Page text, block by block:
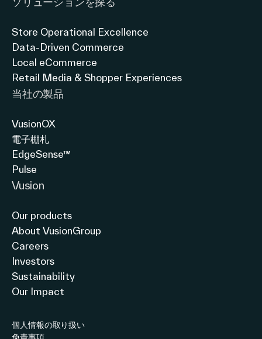
Store Operational Excellence
Data-Driven Commerce
Local eCommerce
Retail Media & Shopper Experiences
当社の製品
VusionOX
電子棚札
EdgeSense™
Pulse
Vusion
Our products
About VusionGroup
Careers
Investors
Sustainability
Our Impact
個人情報の取り扱い
免責事項